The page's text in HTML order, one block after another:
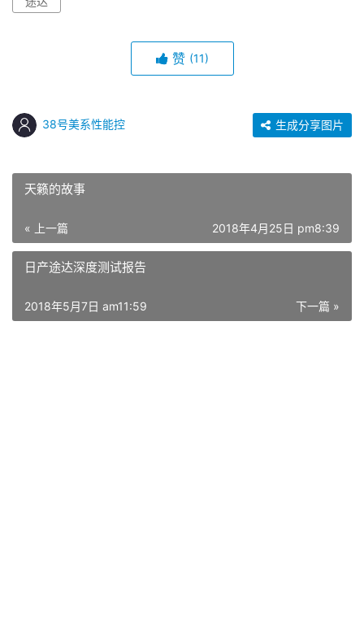
赞 (11)
38号美系性能控 生成分享图片
天籁的故事
« 上一篇 2018年4月25日 pm8:39
日产途达深度测试报告
下一篇 »
2018年5月7日 am11:59